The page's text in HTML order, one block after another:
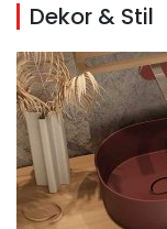
Dekor & Stil